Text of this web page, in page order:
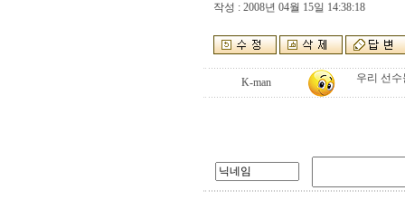
작성 : 2008년 04월 15일 14:38:18
K-man 우리 선